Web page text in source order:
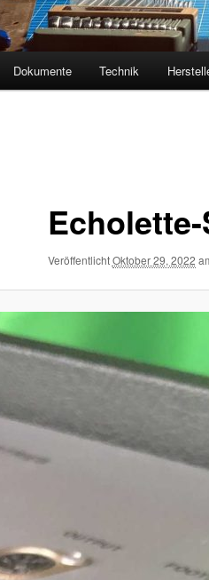
Dokumente Technik
Echolette-
VeröffentlichtOktober 29, 2022